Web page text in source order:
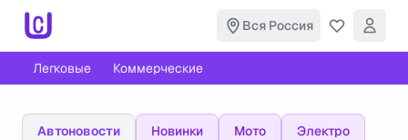
Вся Россия
Легковые Коммерческие
Автоновости Новинки Мото Электро